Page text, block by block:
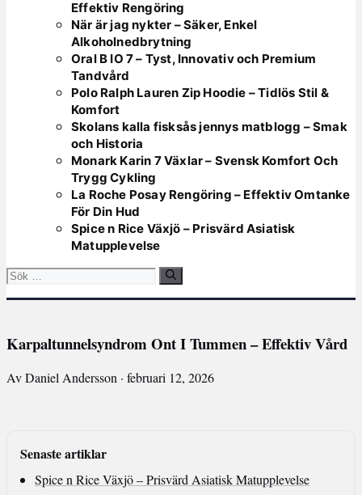
Effektiv Rengöring
När är jag nykter – Säker, Enkel
Alkoholnedbrytning
Oral B IO 7 – Tyst, Innovativ och Premium
Tandvård
Polo Ralph Lauren Zip Hoodie – Tidlös Stil &
Komfort
Skolans kalla fisksås jennys matblogg – Smak
och Historia
Monark Karin 7 Växlar – Svensk Komfort Och
Trygg Cykling
La Roche Posay Rengöring – Effektiv Omtanke
För Din Hud
Spice n Rice Växjö – Prisvärd Asiatisk
Matupplevelse
Sök
Karpaltunnelsyndrom Ont I Tummen – Effektiv Vård
Av Daniel Andersson · februari 12, 2026
Senaste artiklar
Spice n Rice Växjö – Prisvärd Asiatisk Matupplevelse